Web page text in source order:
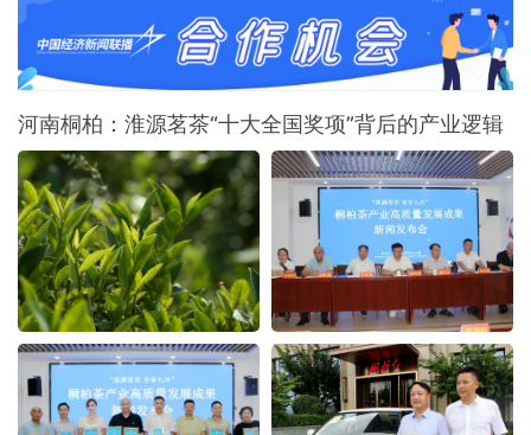
后，是百年口岸绥芬河奋力摆脱传统“通道经
济”，聚力发展落地加工，生动展现百年口岸
由“通道经济”向“落地经济”稳步转型的生动实
践。
河南桐柏：淮源茗茶“十大全国奖项”背后的产业逻辑